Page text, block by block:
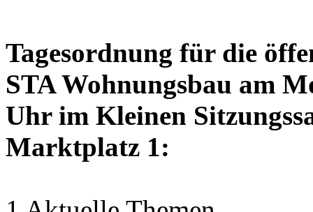
Tagesordnung für die
STA Wohnungsbau am
Uhr im Kleinen
Marktplatz 1: